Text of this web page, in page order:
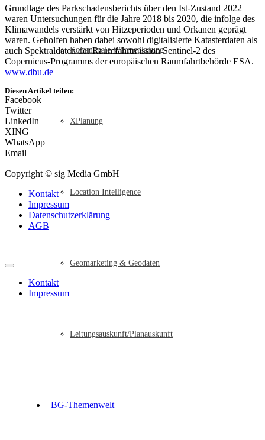
Kommunale Wärmeplanung
XPlanung
Location Intelligence
Geomarketing & Geodaten
Leitungsauskunft/Planauskunft
BG-Themenwelt
Grundlage des Parkschadensberichts über den Ist-Zustand 2022
waren Untersuchungen für die Jahre 2018 bis 2020, die infolge des
Klimawandels verstärkt von Hitzeperioden und Orkanen geprägt
waren. Geholfen haben dabei sowohl digitalisierte Katasterdaten als
auch Spektraldaten der Raumfahrtmission Sentinel-2 des
Copernicus-Programms der europäischen Raumfahrtbehörde ESA.
www.dbu.de
Diesen Artikel teilen:
Facebook
Twitter
LinkedIn
XING
WhatsApp
Email
Copyright © sig Media GmbH
Kontakt
Impressum
Datenschutzerklärung
AGB
Kontakt
Impressum